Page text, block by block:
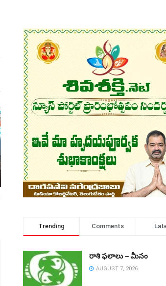
Trending Comments
రాశి ఫలాలు – మీనం
AUGUST 7, 2026